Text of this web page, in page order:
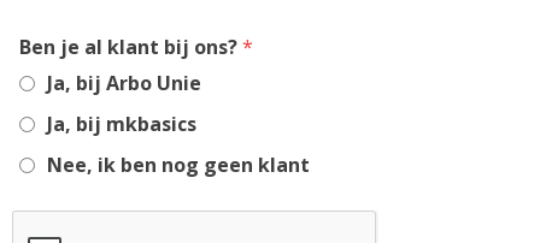
Ben je al klant bij ons?,*
Ja, bij Arbo Unie
Ja, bij mkbasics
Nee, ik ben nog geen klant